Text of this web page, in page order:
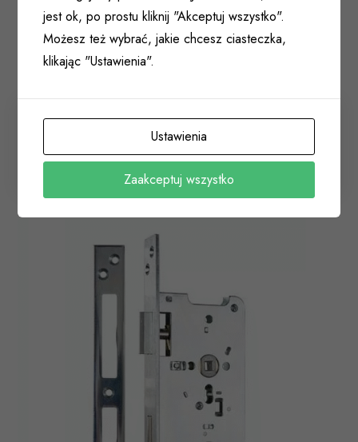
Zamek rolkowy bramowy pod wkład PAMA 63,5mm
jest ok, po prostu kliknij "Akceptuj wszystko".
Możesz też wybrać, jakie chcesz ciasteczka,
klikając "Ustawienia".
Ustawienia
Zaakceptuj wszystko